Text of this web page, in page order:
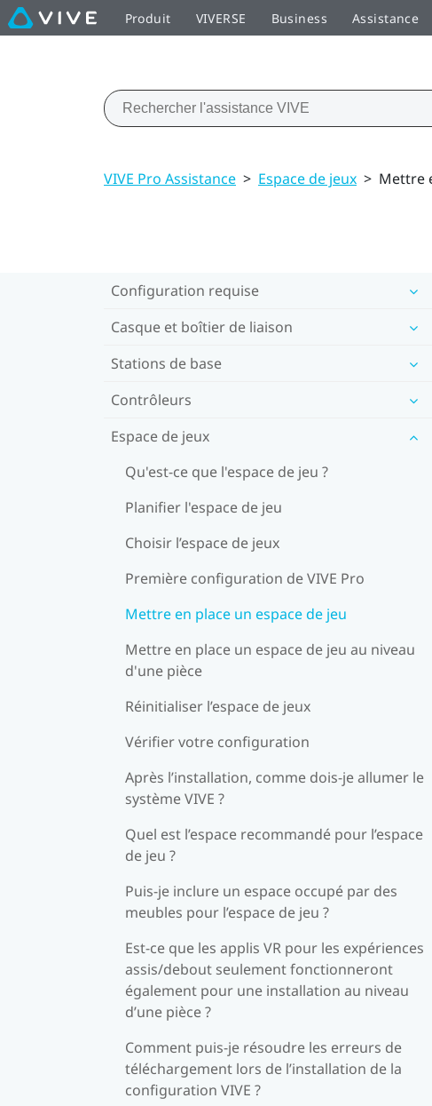
Produit VIVERSE Business Assistance
VIVE Pro Assistance > Espace de jeux > Mettre
Configuration requise
Casque et boîtier de liaison
Stations de base
Contrôleurs
Espace de jeux
Qu'est-ce que l'espace de jeu ?
Planifier l'espace de jeu
Choisir l’espace de jeux
Première configuration de VIVE Pro
Mettre en place un espace de jeu
Mettre en place un espace de jeu au niveau
d'une pièce
Réinitialiser l’espace de jeux
Vérifier votre configuration
Après l’installation, comme dois-je allumer le
système VIVE ?
Quel est l’espace recommandé pour l’espace
de jeu ?
Puis-je inclure un espace occupé par des
meubles pour l’espace de jeu ?
Est-ce que les applis VR pour les expériences
assis/debout seulement fonctionneront
également pour une installation au niveau
d’une pièce ?
Comment puis-je résoudre les erreurs de
téléchargement lors de l’installation de la
configuration VIVE ?